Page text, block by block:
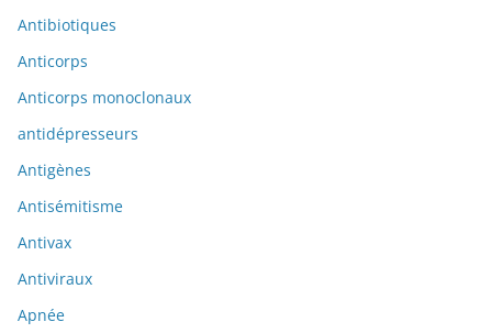
Antibiotiques
Anticorps
Anticorps monoclonaux
antidépresseurs
Antigènes
Antisémitisme
Antivax
Antiviraux
Apnée